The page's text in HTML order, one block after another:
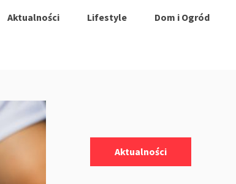
Aktualności Lifestyle Dom i Ogród
Aktualności